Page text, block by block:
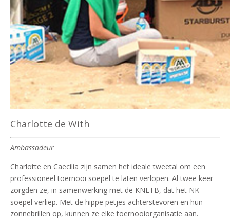
Charlotte de With
Ambassadeur
Charlotte en Caecilia zijn samen het ideale tweetal om een
professioneel toernooi soepel te laten verlopen. Al twee keer
zorgden ze, in samenwerking met de KNLTB, dat het NK
soepel verliep. Met de hippe petjes achterstevoren en hun
zonnebrillen op, kunnen ze elke toernooiorganisatie aan.